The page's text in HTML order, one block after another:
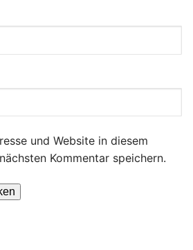
und Website in diesem
Kommentar speichern.